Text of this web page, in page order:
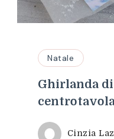
Natale
Ghirlanda
Cinzia